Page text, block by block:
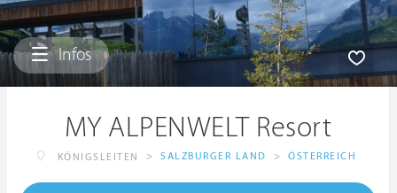
Infos
MY ALPENWELT Resort
KÖNIGSLEITEN > SALZBURGER LAND > ÖSTERREICH